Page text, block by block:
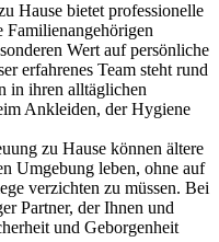
Hause bietet professionelle
Wert auf persönliche
erfahrenes Team steht rund
in ihren alltäglichen
Ankleiden, der Hygiene
zu Hause können ältere
Umgebung leben, ohne auf
verzichten zu müssen. Bei
Partner, der Ihnen und
und Geborgenheit